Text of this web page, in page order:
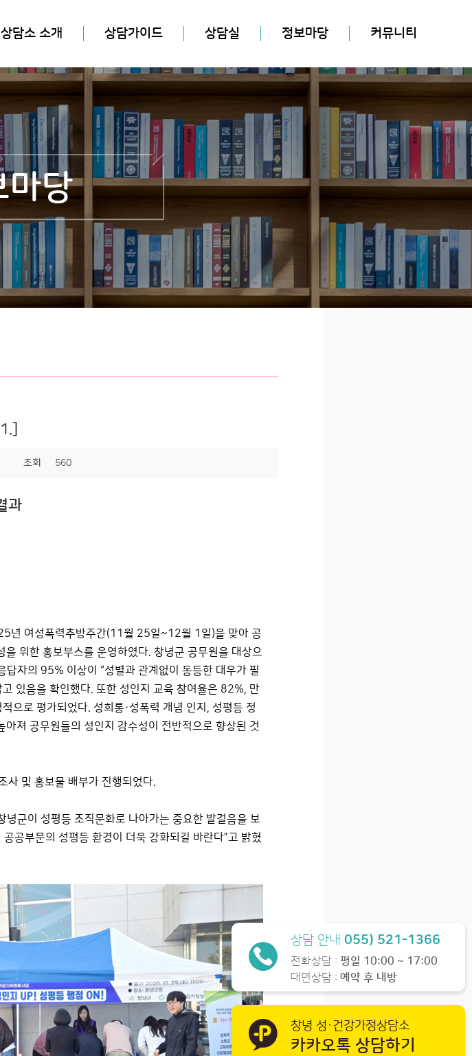
상담소 소개 상담가이드 상담실 정보마당 커뮤니티
상담 안내 055) 521-1366
전화상담 : 평일 10:00 ~ 17:00
대면상담 : 예약 후 내방
창녕 성·건강가정상담소
카카오톡 상담하기
마당
조회 560
과
년 여성폭력추방주간(11월 25일~12월 1일)을 맞아 공
위한 홍보부스를 운영하였다. 창녕군 공무원을 대상으
답자의 95% 이상이 “성별과 관계없이 동등한 대우가 필
있음을 확인했다. 또한 성인지 교육 참여율은 82%, 만
으로 평가되었다. 성희롱·성폭력 개념 인지, 성평등 정
져 공무원들의 성인지 감수성이 전반적으로 향상된 것
사 및 홍보물 배부가 진행되었다.
군이 성평등 조직문화로 나아가는 중요한 발걸음을 보
공부문의 성평등 환경이 더욱 강화되길 바란다”고 밝혔